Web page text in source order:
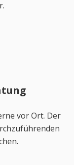
vor Ort. Der